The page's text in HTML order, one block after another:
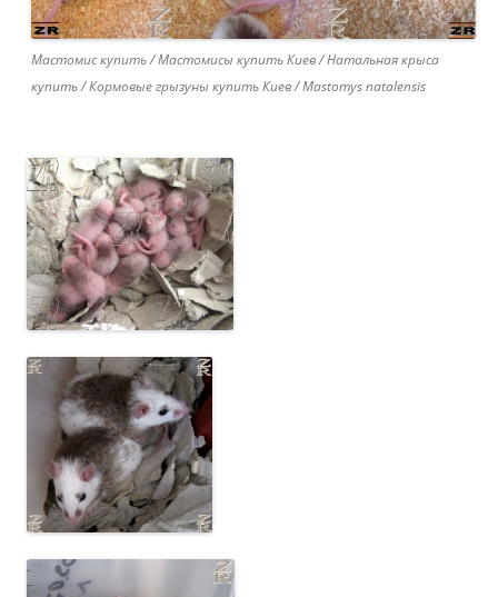
Мастомис купить / Мастомисы купить Киев / Натальная крыса
купить / Кормовые грызуны купить Киев / Mastomys natalensis